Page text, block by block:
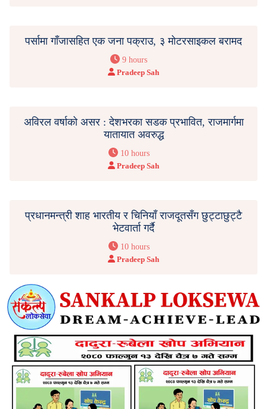
पर्सामा गाँजासहित एक जना पक्राउ, ३ मोटरसाइकल बरामद
9 hours
Pradeep Sah
अविरल वर्षाको असर : देशभरका सडक प्रभावित, राजमार्गमा
यातायात अवरुद्ध
10 hours
Pradeep Sah
प्रधानमन्त्री शाह भारतीय र चिनियाँ राजदूतसँग छुट्टाछुट्टै
भेटवार्ता गर्दै
10 hours
Pradeep Sah